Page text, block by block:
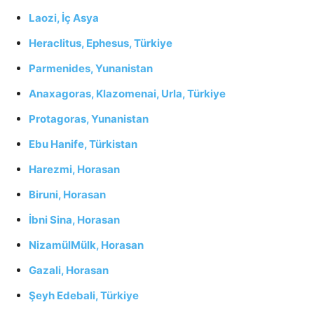
Laozi, İç Asya
Heraclitus, Ephesus, Türkiye
Parmenides, Yunanistan
Anaxagoras, Klazomenai, Urla, Türkiye
Protagoras, Yunanistan
Ebu Hanife, Türkistan
Harezmi, Horasan
Biruni, Horasan
İbni Sina, Horasan
NizamülMülk, Horasan
Gazali, Horasan
Şeyh Edebali, Türkiye